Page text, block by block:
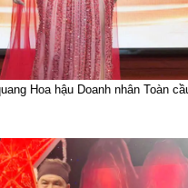
Hoa hậu Doanh nhân Toàn